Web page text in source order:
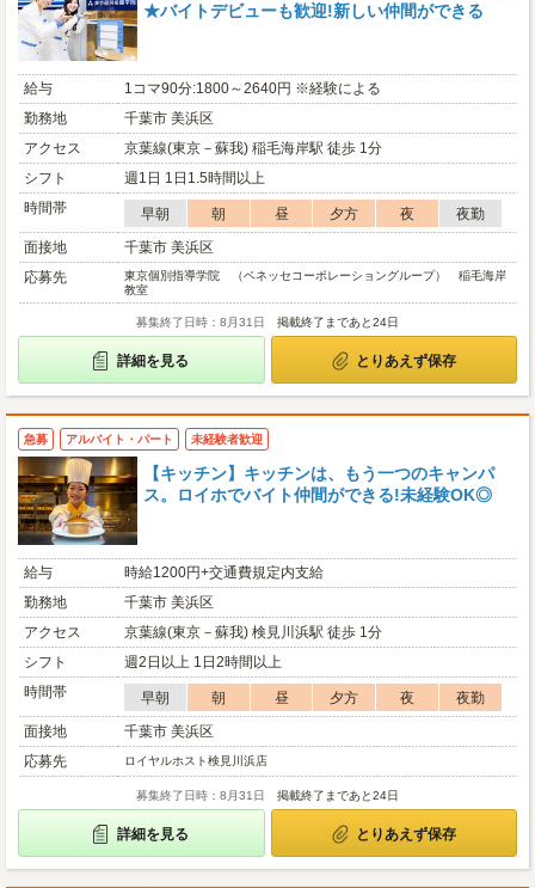
★バイトデビューも歓迎!新しい仲間ができる
給与
1コマ90分:1800～2640円 ※経験による
勤務地
千葉市 美浜区
アクセス
京葉線(東京－蘇我) 稲毛海岸駅 徒歩 1分
シフト
週1日 1日1.5時間以上
時間帯
早朝 朝 昼 夕方 夜
夜勤
面接地
千葉市 美浜区
応募先
東京個別指導学院 （ベネッセコーポレーショングループ） 稲毛海岸
教室
募集終了日時：8月31日 掲載終了まであと24日
詳細を見る とりあえず保存
急募 アルバイト・パート 未経験者歓迎
【キッチン】キッチンは、もう一つのキャンパ
ス。ロイホでバイト仲間ができる!未経験OK◎
給与
時給1200円+交通費規定内支給
勤務地
千葉市 美浜区
アクセス
京葉線(東京－蘇我) 検見川浜駅 徒歩 1分
シフト
週2日以上 1日2時間以上
時間帯
早朝 朝 昼 夕方 夜
夜勤
面接地
千葉市 美浜区
応募先
ロイヤルホスト検見川浜店
募集終了日時：8月31日 掲載終了まであと24日
詳細を見る とりあえず保存